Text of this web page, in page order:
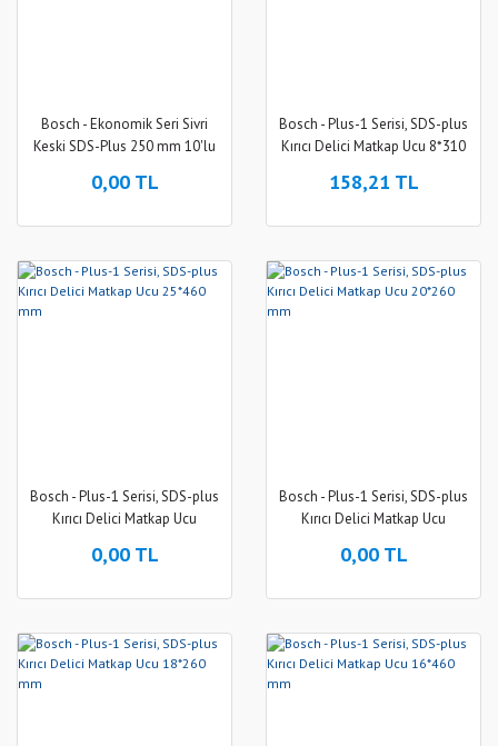
Bosch - Ekonomik Seri Sivri
Keski SDS-Plus 250 mm 10'lu
0,00 TL
Bosch - Plus-1 Serisi, SDS-plus
Kırıcı Delici Matkap Ucu 8*310
158,21 TL
Bosch - Plus-1 Serisi, SDS-plus
Kırıcı Delici Matkap Ucu
0,00 TL
Bosch - Plus-1 Serisi, SDS-plus
Kırıcı Delici Matkap Ucu
0,00 TL